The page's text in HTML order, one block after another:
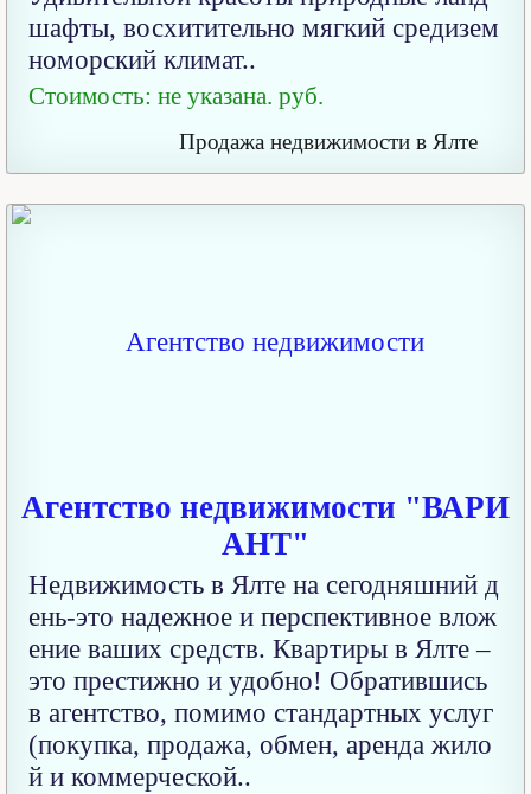
шафты, восхитительно мягкий средизем
номорский климат..
Стоимость: не указана. руб.
Продажа недвижимости в Ялте
Агентство недвижимости "ВАРИ
АНТ"
Недвижимость в Ялте на сегодняшний д
ень-это надежное и перспективное влож
ение ваших средств. Квартиры в Ялте –
это престижно и удобно! Обратившись
в агентство, помимо стандартных услуг
(покупка, продажа, обмен, аренда жило
й и коммерческой..